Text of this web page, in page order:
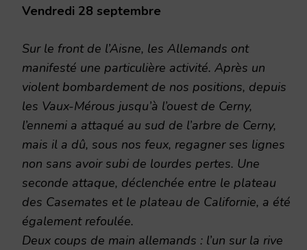
Vendredi 28 septembre
Sur le front de l’Aisne, les Allemands ont
manifesté une particulière activité. Après un
violent bombardement de nos positions, depuis
les Vaux-Mérous jusqu’à l’ouest de Cerny,
l’ennemi a attaqué au sud de l’arbre de Cerny,
mais il a dû, sous nos feux, regagner ses lignes
non sans avoir subi de lourdes pertes. Une
seconde attaque, déclenchée entre le plateau
des Casemates et le plateau de Californie, a été
également refoulée.
Deux coups de main allemands : l’un sur la rive